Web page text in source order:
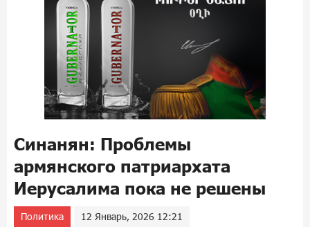
Синанян: Проблемы
армянского патриархата
Иерусалима пока не решены
Политика 12 Январь, 2026 12:21